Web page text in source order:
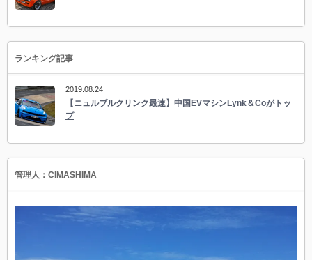
ランキング記事
2019.08.24
【ニュルブルクリンク最速】中国EVマシンLynk＆Coがトッ
プ
管理人：CIMASHIMA